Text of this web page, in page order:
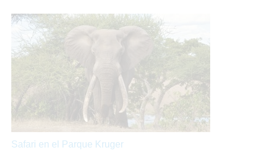
Safari en el Parque Kruger